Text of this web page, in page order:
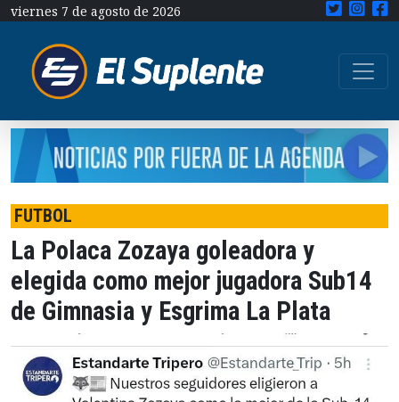
viernes 7 de agosto de 2026
FUTBOL
La Polaca Zozaya goleadora y
elegida como mejor jugadora Sub14
de Gimnasia y Esgrima La Plata